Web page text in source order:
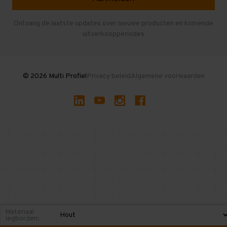
Gebruikte entresolvloeren
Ontvang de laatste updates over nieuwe producten en komende
uitverkoopperiodes
© 2026 Multi ProfielPrivacy beleidAlgemene voorwaarden
Materiaal
legborden: